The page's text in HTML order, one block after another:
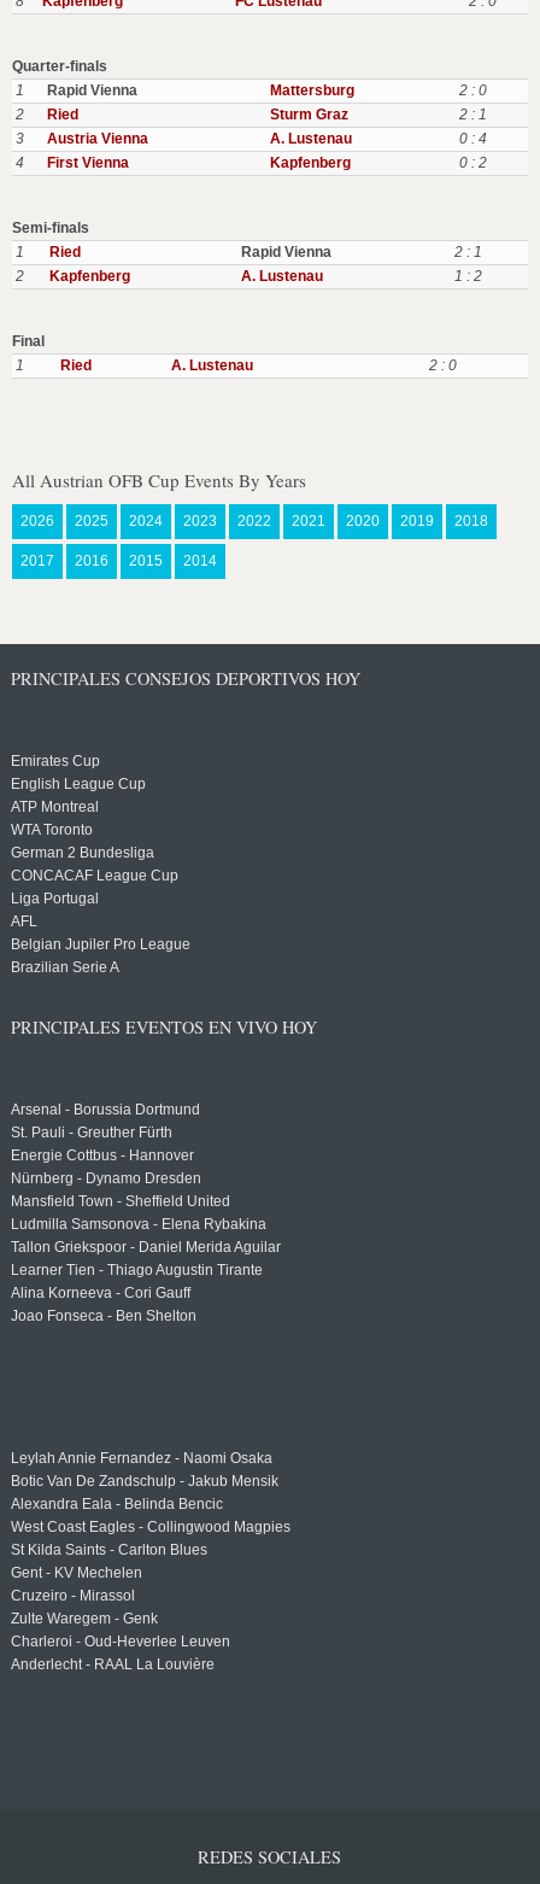
Quarter-finals
1
Rapid Vienna Mattersburg
2 : 0
2
Ried Sturm Graz
2 : 1
3
Austria Vienna A. Lustenau
0 : 4
4
First Vienna Kapfenberg 0 : 2
Semi-finals
1
Ried Rapid Vienna
2 : 1
2
Kapfenberg A. Lustenau 1 : 2
Final
1
Ried A. Lustenau 2 : 0
All Austrian OFB Cup Events By Years
2026 2025 2024 2023 2022 2021 2020 2019 2018
2017 2016 2015 2014
PRINCIPALES CONSEJOS DEPORTIVOS HOY
Emirates Cup
English League Cup
ATP Montreal
WTA Toronto
German 2 Bundesliga
CONCACAF League Cup
Liga Portugal
AFL
Belgian Jupiler Pro League
Brazilian Serie A
PRINCIPALES EVENTOS EN VIVO HOY
Arsenal - Borussia Dortmund
St. Pauli - Greuther Fürth
Energie Cottbus - Hannover
Nürnberg - Dynamo Dresden
Mansfield Town - Sheffield United
Ludmilla Samsonova - Elena Rybakina
Tallon Griekspoor - Daniel Merida Aguilar
Learner Tien - Thiago Augustin Tirante
Alina Korneeva - Cori Gauff
Joao Fonseca - Ben Shelton
Leylah Annie Fernandez - Naomi Osaka
Botic Van De Zandschulp - Jakub Mensik
Alexandra Eala - Belinda Bencic
West Coast Eagles - Collingwood Magpies
St Kilda Saints - Carlton Blues
Gent - KV Mechelen
Cruzeiro - Mirassol
Zulte Waregem - Genk
Charleroi - Oud-Heverlee Leuven
Anderlecht - RAAL La Louvière
REDES SOCIALES